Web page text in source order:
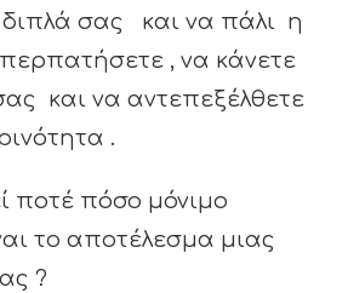
διπλά σας και να πάλι η
, να κάνετε
και να αντεπεξέλθετε
.
ποτέ πόσο μόνιμο
το αποτέλεσμα μιας
?